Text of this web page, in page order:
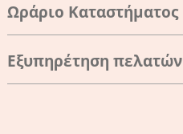
Ωράριο Καταστήματος
Εξυπηρέτηση πελατών